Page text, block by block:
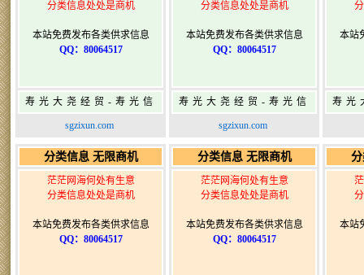
分类信息处处是商机
本站免费发布各类供求信息
QQ：80064517
寿光大尧经贸-寿光信
息网-免费信息发布网-
sgzixun.com
分类信息处处是商机
本站免费发布各类供求信息
QQ：80064517
寿光大尧经贸-寿光信
息网-免费信息发布网-
sgzixun.com
本站
寿光
分类信息 无限商机
茫茫网海何处有生意
分类信息处处是商机
本站免费发布各类供求信息
QQ：80064517
分类信息 无限商机
茫茫网海何处有生意
分类信息处处是商机
本站免费发布各类供求信息
QQ：80064517
本站